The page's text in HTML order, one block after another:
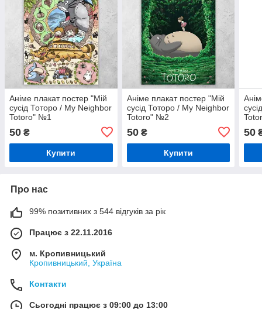
Аніме плакат постер "Мій
сусід Тоторо / My Neighbor
Totoro" №1
50 ₴
Купити
Аніме плакат постер "Мій
сусід Тоторо / My Neighbor
Totoro" №2
50₴
Купити
50
Про нас
99% позитивних з 544 відгуків за рік
Працює з 22.11.2016
м. Кропивницький
Кропивницький, Україна
Контакти
Сьогодні працює з 09:00 до 13:00